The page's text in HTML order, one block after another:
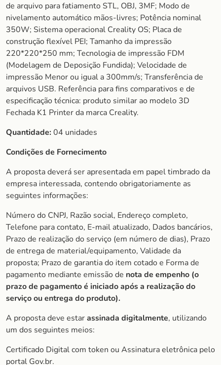
de arquivo para fatiamento STL, OBJ, 3MF; Modo de
nivelamento automático mãos-livres; Potência nominal
350W; Sistema operacional Creality OS; Placa de
construção flexível PEI; Tamanho da impressão
220*220*250 mm; Tecnologia de impressão FDM
(Modelagem de Deposição Fundida); Velocidade de
impressão Menor ou igual a 300mm/s; Transferência de
arquivos USB. Referência para fins comparativos e de
especificação técnica: produto similar ao modelo 3D
Fechada K1 Printer da marca Creality.
Quantidade:04 unidades
Condições de Fornecimento
A proposta deverá ser apresentada em papel timbrado da
empresa interessada, contendo obrigatoriamente as
seguintes informações:
Número do CNPJ, Razão social, Endereço completo,
Telefone para contato, E-mail atualizado, Dados bancários,
Prazo de realização do serviço (em número de dias), Prazo
de entrega de material/equipamento, Validade da
proposta; Prazo de garantia do item cotado e Forma de
pagamento mediante emissão de nota de empenho (o
prazo de pagamento é iniciado após a realização do
serviço ou entrega do produto).
A proposta deve estarassinada digitalmente, utilizando
um dos seguintes meios:
Certificado Digital com token ou Assinatura eletrônica pelo
portal Gov.br.